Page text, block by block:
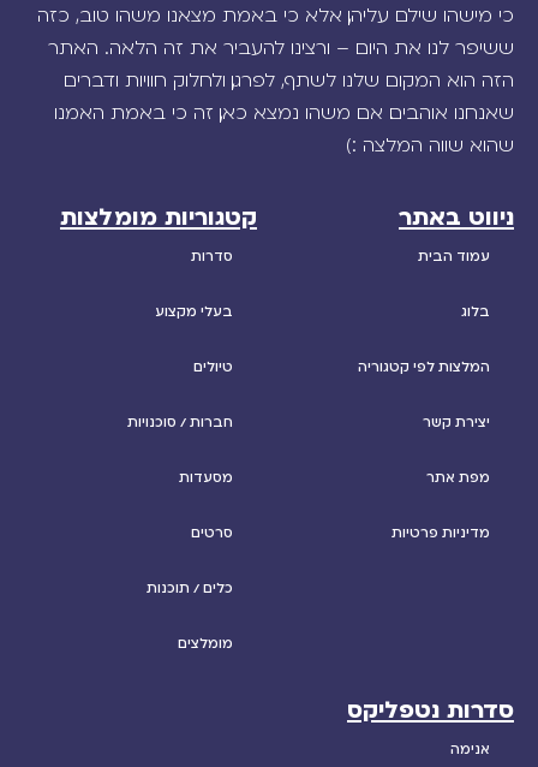
כי מישהו שילם עליהן, אלא כי באמת מצאנו משהו טוב, כזה
ששיפר לנו את היום – ורצינו להעביר את זה הלאה. האתר
הזה הוא המקום שלנו לשתף, לפרגן, ולחלוק חוויות ודברים
שאנחנו אוהבים. אם משהו נמצא כאן, זה כי באמת האמנו
שהוא שווה המלצה :)
ניווט באתר
עמוד הבית
בלוג
המלצות לפי קטגוריה
יצירת קשר
מפת אתר
מדיניות פרטיות
קטגוריות מומלצות
סדרות
בעלי מקצוע
טיולים
חברות / סוכנויות
מסעדות
סרטים
כלים / תוכנות
מומלצים
סדרות נטפליקס
אנימה